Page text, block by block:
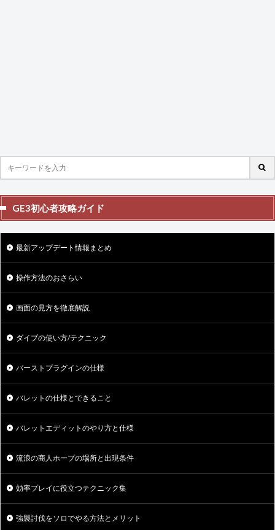
GE3初心者攻略ガイド
最新アップデート情報まとめ
操作方法のおさらい
画面の見方を徹底解説
ダイブの使い方/テクニック
バーストプラグインの仕様
バレットの仕様とできること
バレットエディットのやり方と仕様
流浪の商人ホープの場所と出現条件
効率プレイに役立つテクニック集
強襲討伐をソロでやる方法とメリット